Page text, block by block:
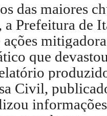
das maiores
Prefeitura de
que
Civil,